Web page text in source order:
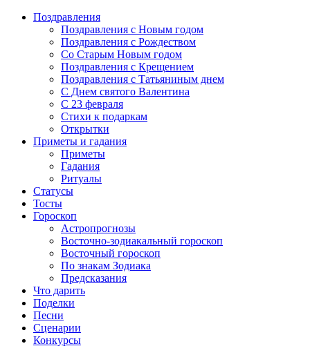
Поздравления
Поздравления с Новым годом
Поздравления с Рождеством
Со Старым Новым годом
Поздравления с Крещением
Поздравления с Татьяниным днем
С Днем святого Валентина
C 23 февраля
Стихи к подаркам
Открытки
Приметы и гадания
Приметы
Гадания
Ритуалы
Статусы
Тосты
Гороскоп
Астропрогнозы
Восточно-зодиакальный гороскоп
Восточный гороскоп
По знакам Зодиака
Предсказания
Что дарить
Поделки
Песни
Сценарии
Конкурсы